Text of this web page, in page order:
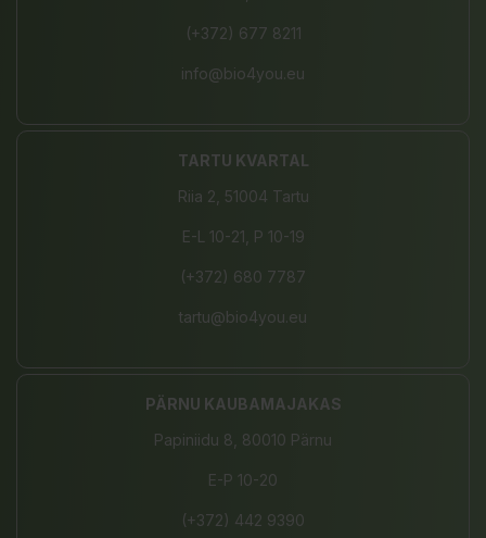
(+372) 677 8211
info@bio4you.eu
TARTU KVARTAL
Riia 2, 51004 Tartu
E-L 10-21, P 10-19
(+372) 680 7787
tartu@bio4you.eu
PÄRNU KAUBAMAJAKAS
Papiniidu 8, 80010 Pärnu
E-P 10-20
(+372) 442 9390